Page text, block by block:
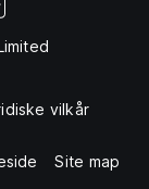
vilkår
Site map